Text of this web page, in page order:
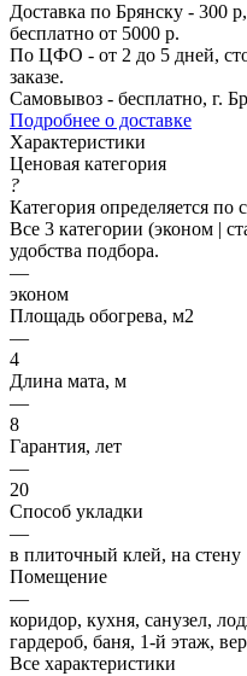
Доставка по Брянску - 300 р,
бесплатно от 5000 р.
По ЦФО - от 2 до 5 дней,
заказе.
Самовывоз - бесплатно, г.
Подробнее о доставке
Характеристики
Ценовая категория
?
Категория определяется
Все 3 категории (эконом |
удобства подбора.
—
эконом
Площадь обогрева, м2
—
4
Длина мата, м
—
8
Гарантия, лет
—
20
Способ укладки
—
в плиточный клей, на стену
Помещение
—
коридор, кухня, санузел,
гардероб, баня, 1-й этаж,
Все характеристики